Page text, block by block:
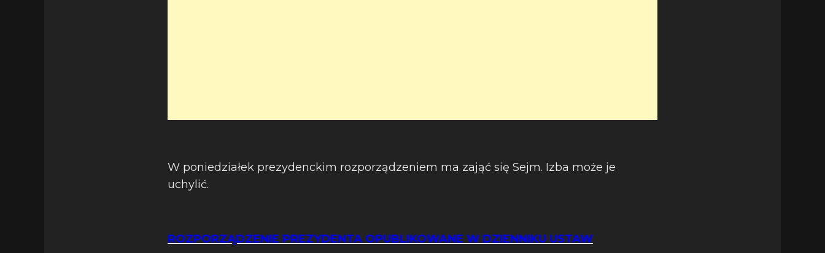
W poniedziałek prezydenckim rozporządzeniem ma zająć się Sejm. Izba może je
uchylić.
ROZPORZĄDZENIE PREZYDENTA OPUBLIKOWANE W DZIENNIKU USTAW